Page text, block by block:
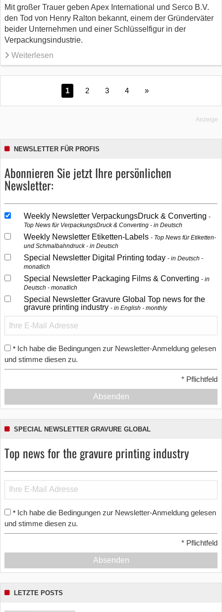
Mit großer Trauer geben Apex International und Serco B.V.
den Tod von Henry Ralton bekannt, einem der Gründerväter
beider Unternehmen und einer Schlüsselfigur in der
Verpackungsindustrie.
Weiterlesen
1 2 3 4 »
Anzeige
NEWSLETTER FÜR PROFIS
Abonnieren Sie jetzt Ihre persönlichen
Newsletter:
Weekly Newsletter VerpackungsDruck & Converting
Top News für VerpackungsDruck & Converting - in Deutsch
Weekly Newsletter Etiketten-Labels
Top News für Etiketten-
und Schmalbahndruck - in Deutsch
Special Newsletter Digital Printing today
in Deutsch -
monatlich
Special Newsletter Packaging Films & Converting
in
Deutsch - monatlich
Special Newsletter Gravure Global Top news for the
gravure printing industry
in English - monthly
* Ich habe die Bedingungen zur Newsletter-Anmeldung gelesen
und stimme diesen zu.
* Pflichtfeld
Absenden
SPECIAL NEWSLETTER GRAVURE GLOBAL
Top news for the gravure printing industry
* Ich habe die Bedingungen zur Newsletter-Anmeldung gelesen
und stimme diesen zu.
* Pflichtfeld
Absenden
LETZTE POSTS